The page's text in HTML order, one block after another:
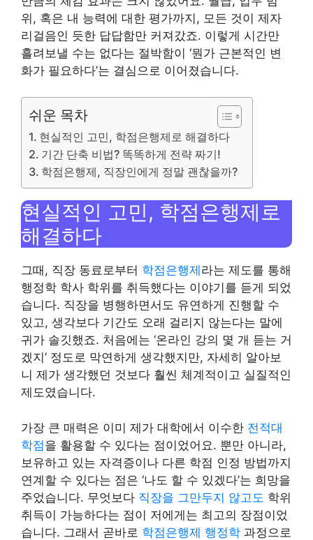
위, 혹은 내 능력에 대한 평가까지, 모든 것이 제자
리걸음인 듯한 답답함만 커져갔죠. 이렇게 시간만
흘려보낼 수는 없다는 절박함이 ‘뭔가 근본적인 변
화가 필요하다’는 결심으로 이어졌습니다.
쉬운 목차
현실적인 고민, 학점은행제로 해결하다
기간 단축 비법? 똑똑하게 전략 짜기!
학점은행제, 직장인에게 정말 괜찮을까?
현실적인 고민, 학점은행제로
해결하다
그때, 직장 동료로부터 학점은행제 라는 제도를 통해
행정학 학사 학위를 취득했다는 이야기를 듣게 되었
습니다. 직장을 병행하면서도 유연하게 진행할 수
있고, 생각보다 기간도 오래 걸리지 않는다는 말에
귀가 솔깃했죠. 처음에는 ‘온라인 강의 몇 개 듣는 거
겠지’ 정도로 막연하게 생각했지만, 자세히 알아보
니 제가 생각했던 것보다 훨씬 체계적이고 실질적인
제도였습니다.
가장 큰 매력은 이미 제가 대학에서 이수한 전적대
학점을 활용할 수 있다는 점이었어요. 뿐만 아니라,
보유하고 있는 자격증이나 다른 학점 인정 방법까지
연계할 수 있다는 점은 ‘나도 할 수 있겠다’는 희망을
주었습니다. 무엇보다 직장을 그만두지 않고도 학위
취득이 가능하다는 점이 저에게는 최고의 장점이었
습니다. 그래서 곧바로 학점은행제 행정학 과정으로